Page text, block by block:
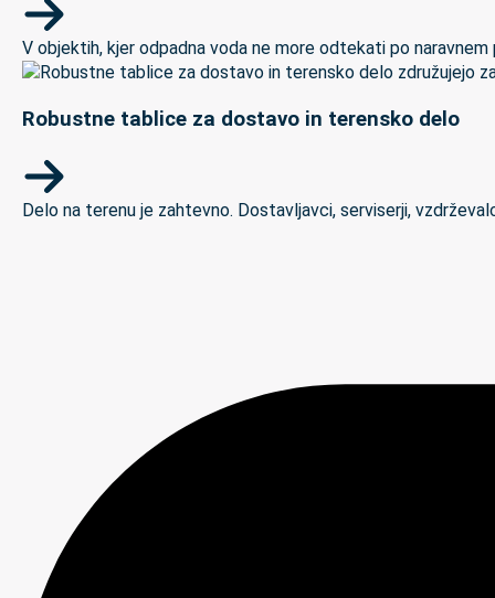
V objektih, kjer odpadna voda ne more odtekati po
Robustne tablice za dostavo in terensko delo
Delo na terenu je zahtevno. Dostavljavci, serviserji,